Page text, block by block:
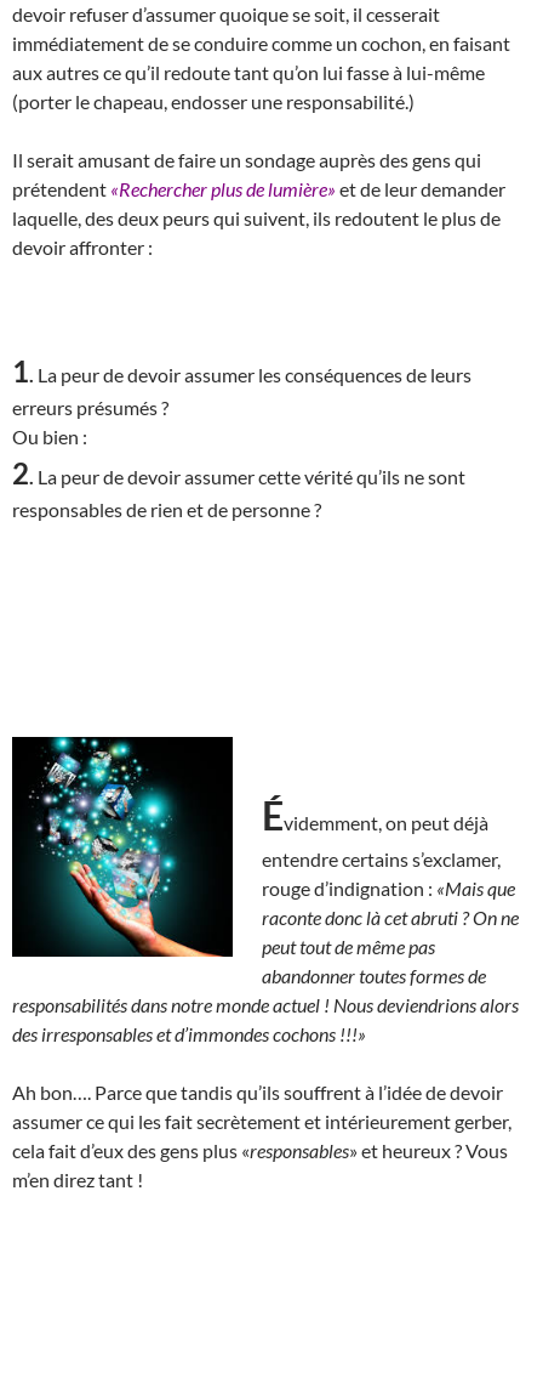
devoir refuser d’assumer quoique se soit, il cesserait
immédiatement de se conduire comme un cochon, en faisant
aux autres ce qu’il redoute tant qu’on lui fasse à lui-même
(porter le chapeau, endosser une responsabilité.)
Il serait amusant de faire un sondage auprès des gens qui
prétendent «Rechercher plus de lumière» et de leur demander
laquelle, des deux peurs qui suivent, ils redoutent le plus de
devoir affronter :
1 La peur de devoir assumer les conséquences de leurs
erreurs présumés ?
Ou bien :
2 La peur de devoir assumer cette vérité qu’ils ne sont
responsables de rien et de personne ?
Évidemment, on peut déjà
entendre certains s’exclamer,
rouge d’indignation : «Mais que
raconte donc là cet abruti ?On ne
peut tout de même pas
abandonner toutes formes de
responsabilités dans notre monde actuel ! Nous deviendrions alors
des irresponsables et d’immondes cochons !!!»
Ah bon…. Parce que tandis qu’ils souffrent à l’idée de devoir
assumer ce qui les fait secrètement et intérieurement gerber,
cela fait d’eux des gens plus «responsables» et heureux ? Vous
m’en direz tant !